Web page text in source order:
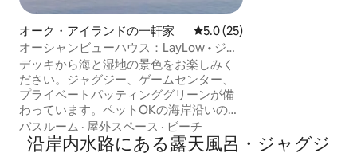
オーク・アイランドの一軒家 レビュー25件、5つ星中5.0つ
5.0 (25)
オーシャンビューハウス：LayLow • ジャ
グジー、アーケード、ゴルフ
デッキから海と湿地の景色をお楽しみく
ださい。ジャグジー、ゲームセンター、
プライベートパッティンググリーンが備
わっています。ペットOKの海岸沿いの
家、ビーチまで徒歩5分。寝室は4室で、
12名様まで快適にご宿泊いただけます。
バスルーム · 屋外スペース · ビーチ
沿岸内水路にある露天風呂・ジャグジ